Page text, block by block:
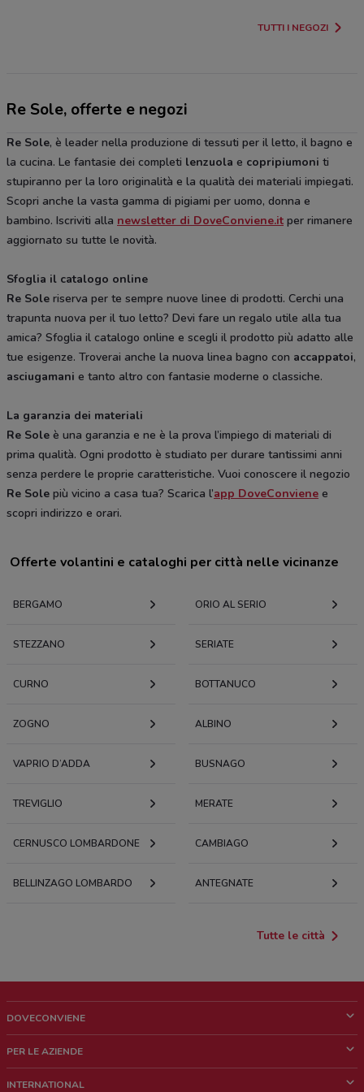
TUTTI I NEGOZI
Re Sole, offerte e negozi
Re Sole, è leader nella produzione di tessuti per il letto, il bagno e
la cucina. Le fantasie dei completi lenzuola e copripiumoni ti
stupiranno per la loro originalità e la qualità dei materiali impiegati.
Scopri anche la vasta gamma di pigiami per uomo, donna e
bambino. Iscriviti alla newsletter di DoveConviene.it per rimanere
aggiornato su tutte le novità.
Sfoglia il catalogo online
Re Sole riserva per te sempre nuove linee di prodotti. Cerchi una
trapunta nuova per il tuo letto? Devi fare un regalo utile alla tua
amica? Sfoglia il catalogo online e scegli il prodotto più adatto alle
tue esigenze. Troverai anche la nuova linea bagno con accappatoi,
asciugamani e tanto altro con fantasie moderne o classiche.
La garanzia dei materiali
Re Sole è una garanzia e ne è la prova l’impiego di materiali di
prima qualità. Ogni prodotto è studiato per durare tantissimi anni
senza perdere le proprie caratteristiche. Vuoi conoscere il negozio
Re Sole più vicino a casa tua? Scarica l’app DoveConviene e
scopri indirizzo e orari.
Offerte volantini e cataloghi per città nelle vicinanze
BERGAMO ORIO AL SERIO
STEZZANO SERIATE
CURNO BOTTANUCO
ZOGNO ALBINO
VAPRIO D’ADDA BUSNAGO
TREVIGLIO MERATE
CERNUSCO LOMBARDONE CAMBIAGO
BELLINZAGO LOMBARDO ANTEGNATE
Tutte le città
DOVECONVIENE
Chi siamo
PER LE AZIENDE
INTERNATIONAL